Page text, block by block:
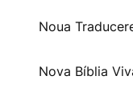
Noua
Nova Bíblia